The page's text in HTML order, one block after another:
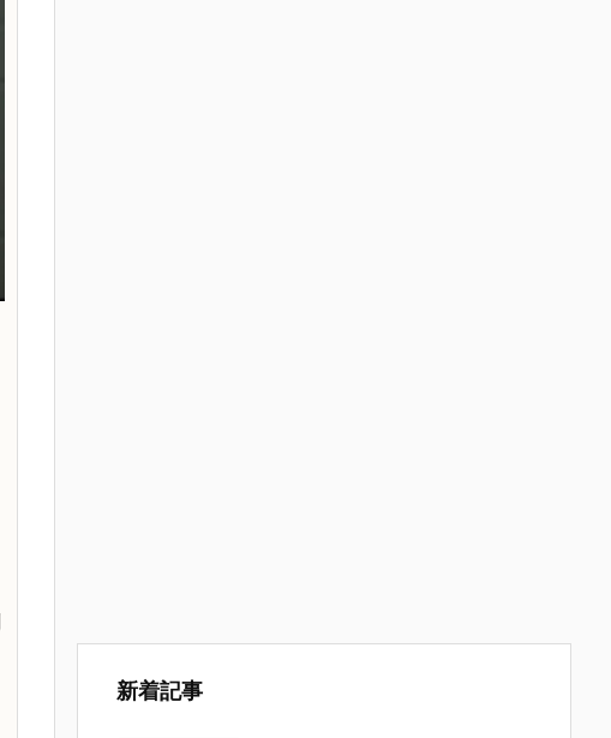
新着記事